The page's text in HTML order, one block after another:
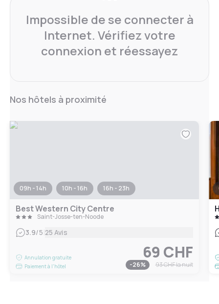
Impossible de se connecter à
Internet. Vérifiez votre
connexion et réessayez
Nos hôtels à proximité
09h - 14h 10h - 16h 16h - 23h
Best Western City Centre
Saint-Josse-ten-Noode
3.9/5 25 Avis
Annulation gratuite
Paiement à l'hôtel
69 CHF
-26% 93 CHFla nuit